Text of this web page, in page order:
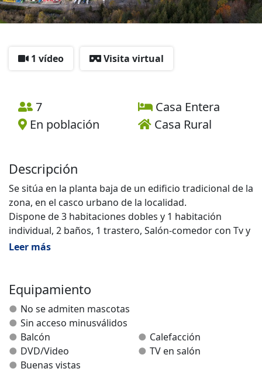
1 vídeo Visita virtual
7
Casa Entera
En población
Casa Rural
Descripción
Se sitúa en la planta baja de un edificio tradicional de la
zona, en el casco urbano de la localidad.
Dispone de 3 habitaciones dobles y 1 habitación
individual, 2 baños, 1 trastero, Salón-comedor con Tv y
cocina equipada con microondas. Balcón.No dispone
Leer más
Equipamiento
No se admiten mascotas
Sin acceso minusválidos
Balcón
Calefacción
DVD/Video
TV en salón
Buenas vistas